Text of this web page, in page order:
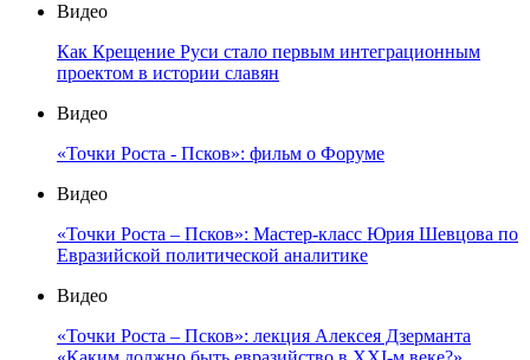
Видео
Как Крещение Руси стало первым интеграционным
проектом в истории славян
Видео
«Точки Роста - Псков»: фильм о Форуме
Видео
«Точки Роста – Псков»: Мастер-класс Юрия Шевцова по
Евразийской политической аналитике
Видео
«Точки Роста – Псков»: лекция Алексея Дзерманта